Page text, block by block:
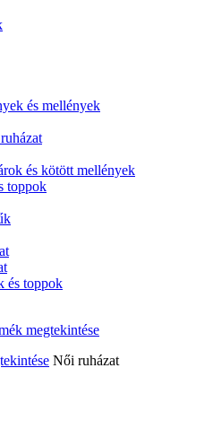
és mellények
és kötött mellények
toppok
és toppok
Női ruházat